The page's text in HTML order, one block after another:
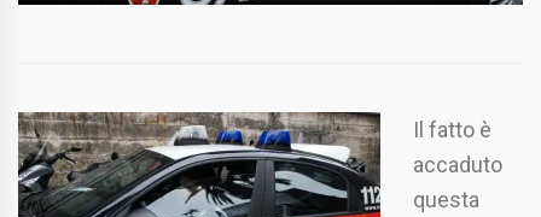
Il fatto è
accaduto
questa